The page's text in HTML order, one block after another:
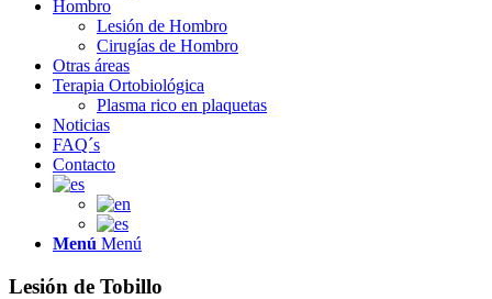
Hombro
Lesión de Hombro
Cirugías de Hombro
Otras áreas
Terapia Ortobiológica
Plasma rico en plaquetas
Noticias
FAQ´s
Contacto
Menú Menú
Lesión de Tobillo